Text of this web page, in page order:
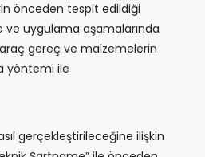
önceden tespit edildiği
ve uygulama aşamalarında
gereç ve malzemelerin
yöntemi ile
gerçekleştirileceğine ilişkin